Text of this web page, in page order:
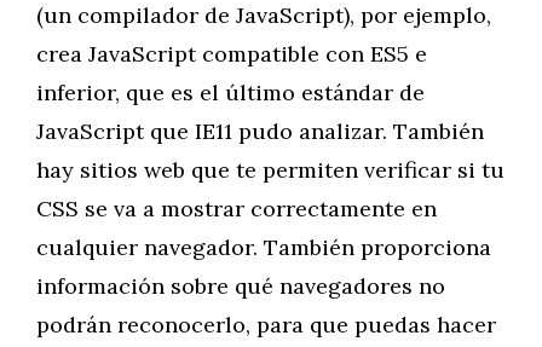
(un compilador de JavaScript), por ejemplo,
crea JavaScript compatible con ES5 e
inferior, que es el último estándar de
JavaScript que IE11 pudo analizar. También
hay sitios web que te permiten verificar si tu
CSS se va a mostrar correctamente en
cualquier navegador. También proporciona
información sobre qué navegadores no
podrán reconocerlo, para que puedas hacer